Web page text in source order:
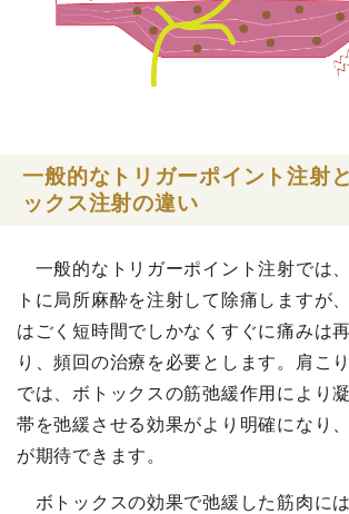
一般的なトリガーポイント注射
ックス注射の違い
一般的なトリガーポイント注射では
トに局所麻酔を注射して除痛しますが
はごく短時間でしかなくすぐに痛みは
り、頻回の治療を必要とします。肩こ
では、ボトックスの筋弛緩作用により
帯を弛緩させる効果がより明確になり
が期待できます。
ボトックスの効果で弛緩した筋肉に